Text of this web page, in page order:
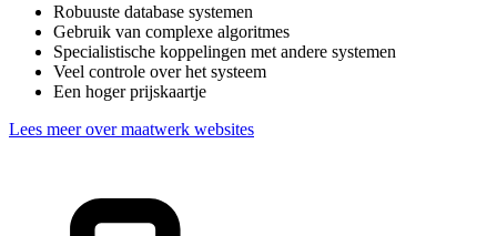
Robuuste database systemen
Gebruik van complexe algoritmes
Specialistische koppelingen met andere systemen
Veel controle over het systeem
Een hoger prijskaartje
Lees meer over maatwerk websites